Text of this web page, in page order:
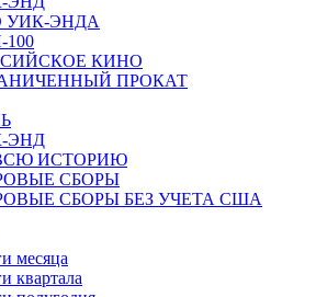
УИК-ЭНДА
КИНО
ПРОКАТ
ЭНД
ИСТОРИЮ
СБОРЫ
СБОРЫ БЕЗ УЧЕТА США
месяца
квартала